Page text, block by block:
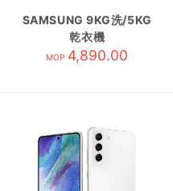
SAMSUNG 9KG洗/5KG
乾衣機
WD90DG5G34BBSH 黑
MOP 4,890.00